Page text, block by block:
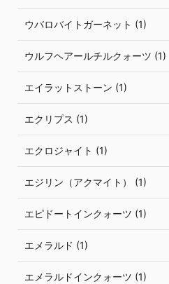
ウバロバイトガーネット (1)
ウルフヘアールチルクォーツ (1)
エイラットストーン (1)
エクリプス (1)
エクロジャイト (1)
エジリン（アクマイト） (1)
エピドートインクォーツ (1)
エメラルド (1)
エメラルドインクォーツ (1)